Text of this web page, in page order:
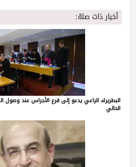
أخبار ذات صلة:
البطريرك الراعي يدعو إلى قرع الأجراس عند وصول
الحالي